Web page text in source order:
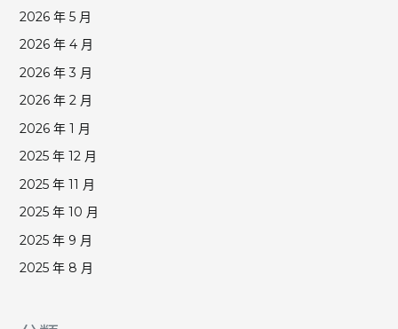
2026 年 5 月
2026 年 4 月
2026 年 3 月
2026 年 2 月
2026 年 1 月
2025 年 12 月
2025 年 11 月
2025 年 10 月
2025 年 9 月
2025 年 8 月